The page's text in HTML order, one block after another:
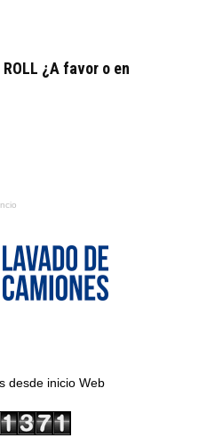
ROLL ¿A favor o en
desde inicio Web